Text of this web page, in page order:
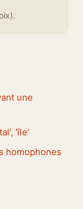
une
'île'
homophones